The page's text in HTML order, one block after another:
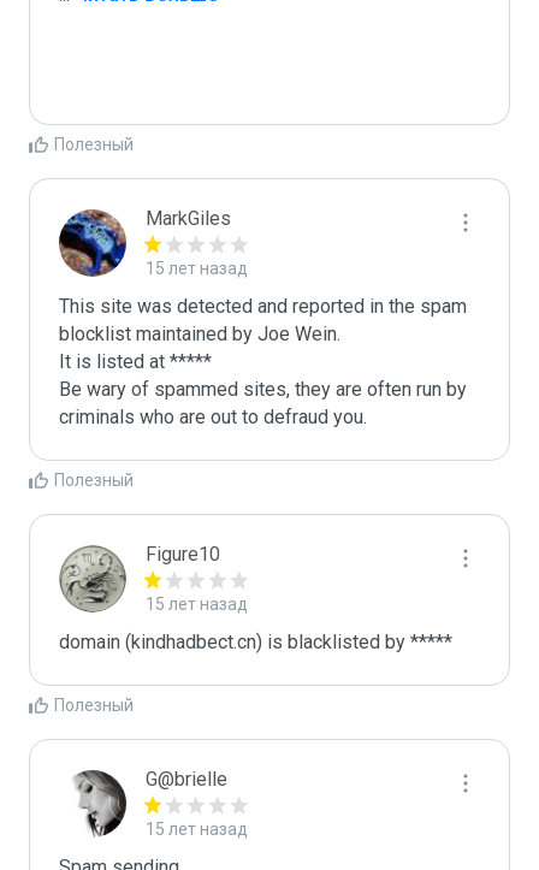
Полезный
MarkGiles
15 лет назад
This site was detected and reported in the spam
blocklist maintained by Joe Wein.
It is listed at *****
Be wary of spammed sites, they are often run by
criminals who are out to defraud you.
Полезный
Figure10
15 лет назад
domain (kindhadbect.cn) is blacklisted by *****
Полезный
G@brielle
15 лет назад